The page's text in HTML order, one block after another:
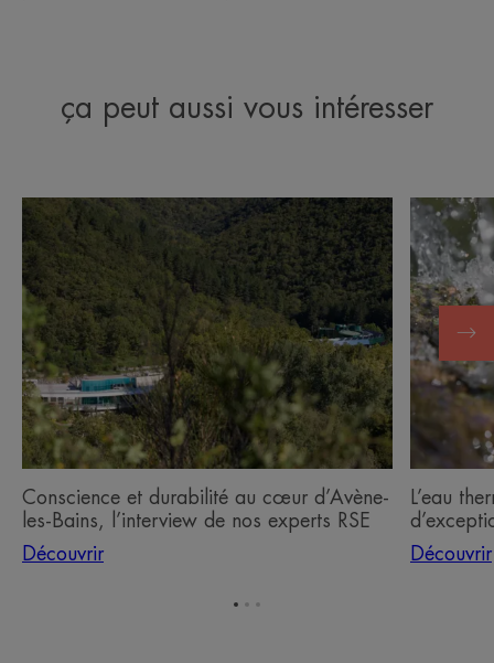
ça peut aussi vous intéresser
Découvrir
Conscience
et
durabilité
au
cœur
d’Avène-
les-
Bains,
l’interview
de
nos
experts
Conscience et durabilité au cœur d’Avène-
les-Bains, l’interview de nos experts RSE
Découvrir
Découvrir
L’eau
thermale
d’Avène,
un
actif
L’eau
Découvrir